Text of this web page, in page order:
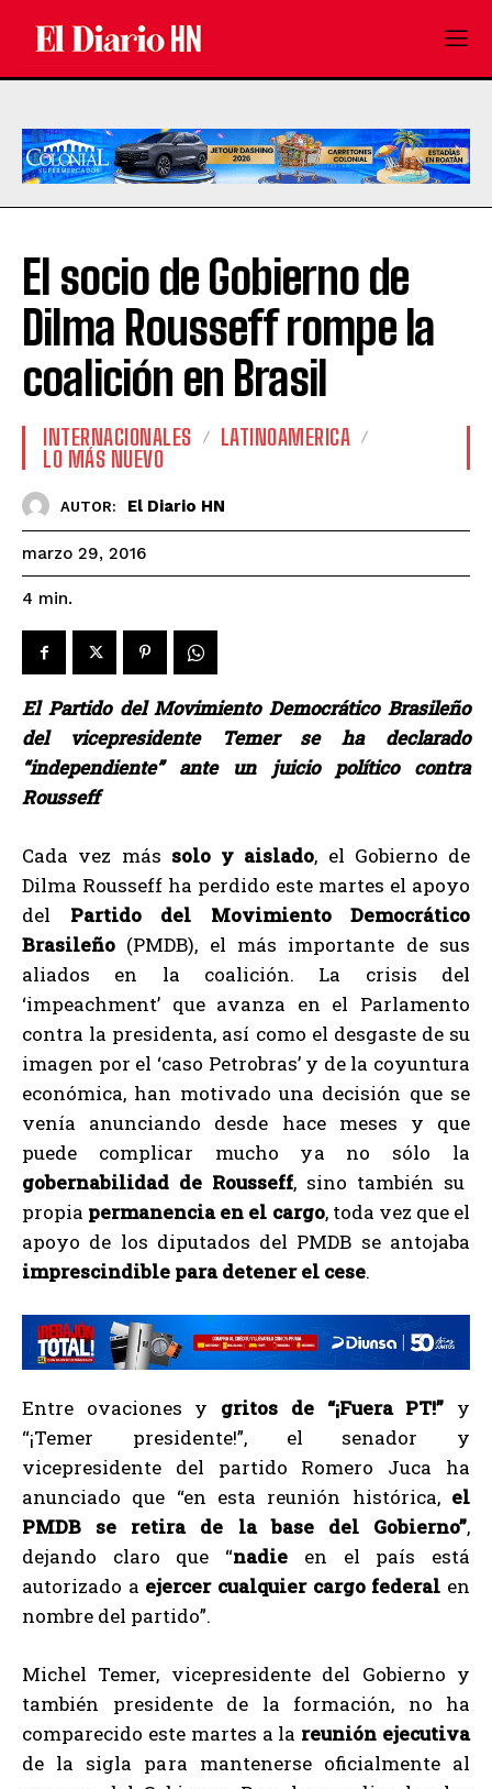
El socio de Gobierno de
Dilma Rousseff rompe la
coalición en Brasil
INTERNACIONALES
LATINOAMERICA
LO MÁS NUEVO
AUTOR: El Diario HN
marzo 29, 2016
4 min.
El Partido del Movimiento Democrático Brasileño
del vicepresidente Temer se ha declarado
“independiente” ante un juicio político contra
Rousseff
Cada vez más solo y aislado, el Gobierno de
Dilma Rousseff ha perdido este martes el apoyo
del Partido del Movimiento Democrático
Brasileño (PMDB), el más importante de sus
aliados en la coalición. La crisis del
‘impeachment’ que avanza en el Parlamento
contra la presidenta, así como el desgaste de su
imagen por el ‘caso Petrobras’ y de la coyuntura
económica, han motivado una decisión que se
venía anunciando desde hace meses y que
puede complicar mucho ya no sólo la
gobernabilidad de Rousseff, sino también su
propia permanencia en el cargo, toda vez que el
apoyo de los diputados del PMDB se antojaba
imprescindible para detener el cese.
Entre ovaciones y gritos de “¡Fuera PT!” y
“¡Temer presidente!”, el senador y
vicepresidente del partido Romero Juca ha
anunciado que “en esta reunión histórica, el
PMDB se retira de la base del Gobierno”,
dejando claro que “nadie en el país está
autorizado a ejercer cualquier cargo federal en
nombre del partido”.
Michel Temer, vicepresidente del Gobierno y
también presidente de la formación, no ha
comparecido este martes a la reunión ejecutiva
de la sigla para mantenerse oficialmente al